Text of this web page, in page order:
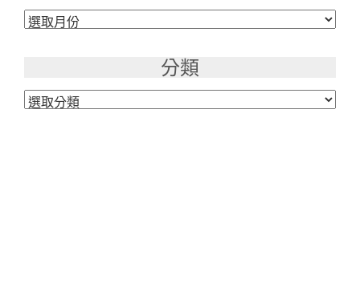
彙
分類
分